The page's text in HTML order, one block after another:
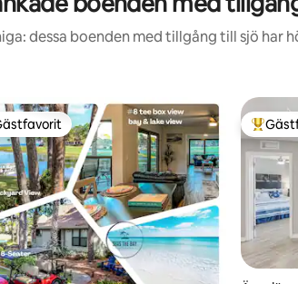
dessa boenden med tillgång till sjö har
gästfavorit